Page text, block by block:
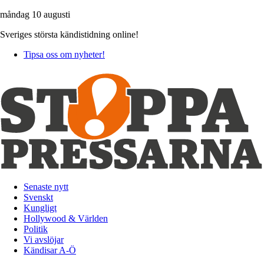
måndag 10 augusti
Sveriges största kändistidning online!
Tipsa oss om nyheter!
Senaste nytt
Svenskt
Kungligt
Hollywood & Världen
Politik
Vi avslöjar
Kändisar A-Ö